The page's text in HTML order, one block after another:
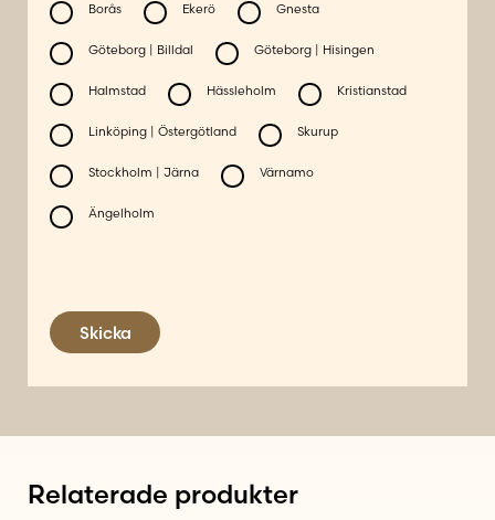
Borås Ekerö Gnesta
Göteborg | Billdal Göteborg | Hisingen
Halmstad Hässleholm Kristianstad
Linköping | Östergötland Skurup
Stockholm | Järna Värnamo
Ängelholm
Skicka
Relaterade produkter